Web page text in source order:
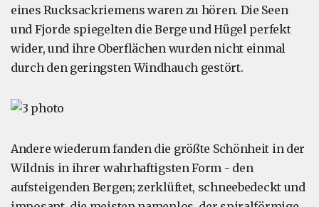
eines Rucksackriemens waren zu hören. Die Seen
und Fjorde spiegelten die Berge und Hügel perfekt
wider, und ihre Oberflächen wurden nicht einmal
durch den geringsten Windhauch gestört.
Andere wiederum fanden die größte Schönheit in der
Wildnis in ihrer wahrhaftigsten Form - den
aufsteigenden Bergen; zerklüftet, schneebedeckt und